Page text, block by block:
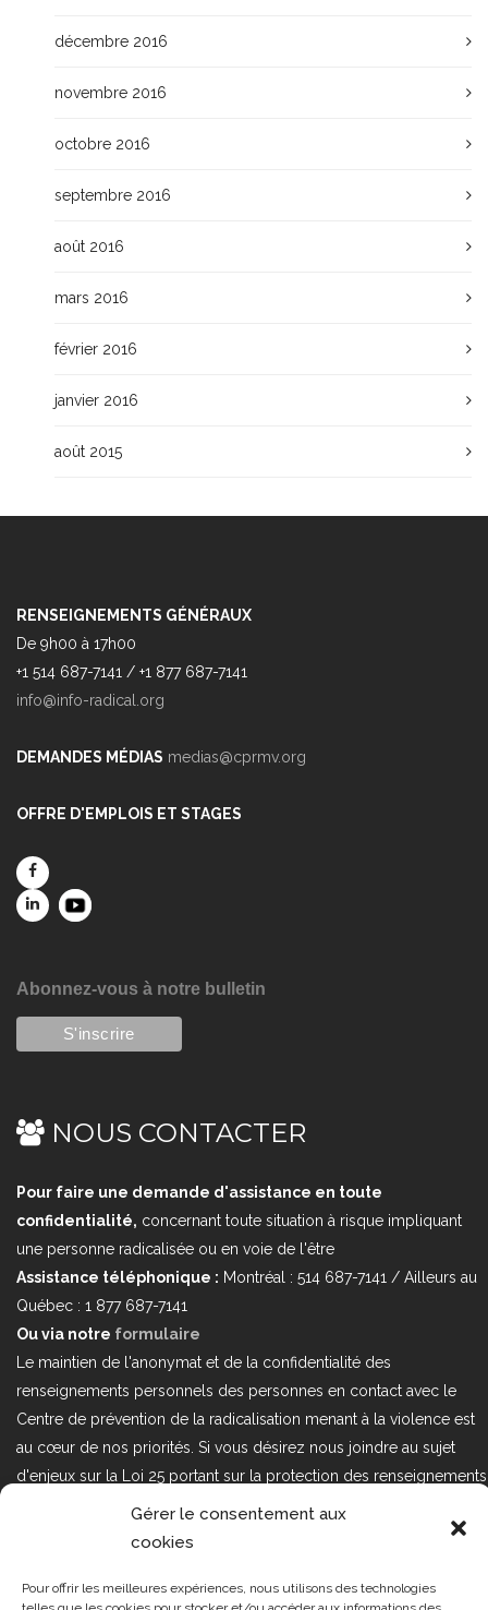
Gérer le consentement aux
cookies
Pour offrir les meilleures expériences, nous utilisons des technologies
décembre 2016
novembre 2016
octobre 2016
septembre 2016
août 2016
mars 2016
février 2016
janvier 2016
août 2015
RENSEIGNEMENTS GÉNÉRAUX
De 9h00 à 17h00
+1 514 687-7141 / +1 877 687-7141
info@info-radical.org
DEMANDES MÉDIAS medias@cprmv.org
OFFRE D'EMPLOIS ET STAGES
Abonnez-vous à notre bulletin
NOUS CONTACTER
Pour faire une demande d'assistance en toute
confidentialité, concernant toute situation à risque impliquant
une personne radicalisée ou en voie de l'être
Assistance téléphonique : Montréal : 514 687-7141 / Ailleurs au
Québec : 1 877 687-7141
Ou via notre formulaire
Le maintien de l'anonymat et de la confidentialité des
renseignements personnels des personnes en contact avec le
Centre de prévention de la radicalisation menant à la violence est
au cœur de nos priorités. Si vous désirez nous joindre au sujet
d'enjeux sur la Loi 25 portant sur la protection des renseignements
personnels dans le secteur privé, veuillez communiquer avec
nous à l'adresse courriel suivant : loi25@cprmv.org Pour en savoir
Tous droits réservés @2019 CPRMV